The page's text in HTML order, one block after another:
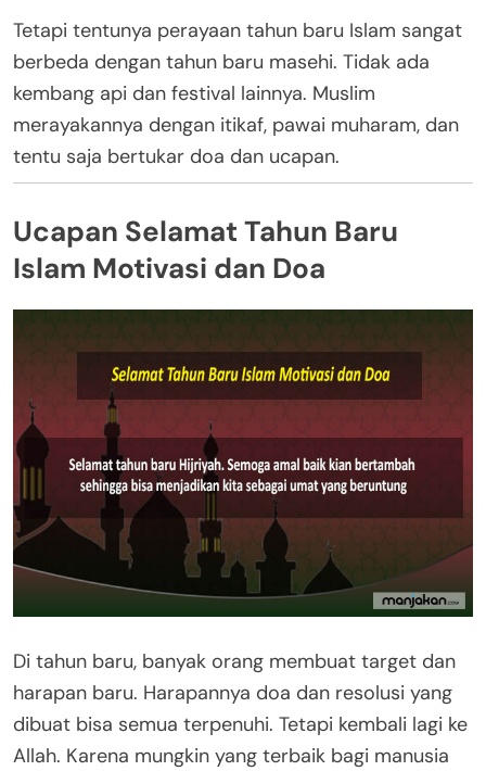
Tetapi tentunya perayaan tahun baru Islam sangat
berbeda dengan tahun baru masehi. Tidak ada
kembang api dan festival lainnya. Muslim
merayakannya dengan itikaf, pawai muharam, dan
tentu saja bertukar doa dan ucapan.
Ucapan Selamat Tahun Baru
Islam Motivasi dan Doa
Di tahun baru, banyak orang membuat target dan
harapan baru. Harapannya doa dan resolusi yang
dibuat bisa semua terpenuhi. Tetapi kembali lagi ke
Allah. Karena mungkin yang terbaik bagi manusia